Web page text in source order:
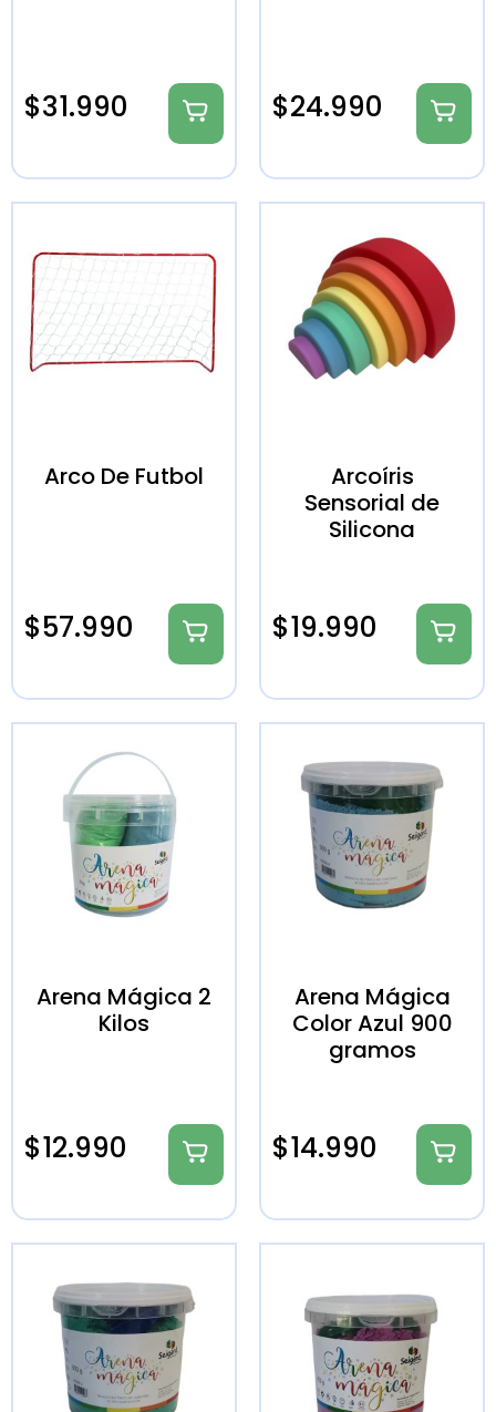
$31.990 $24.990
Arco De Futbol
$57.990
Arcoíris
Sensorial de
Silicona
$19.990
Arena Mágica 2
Kilos
$12.990
Arena Mágica
Color Azul 900
gramos
$14.990